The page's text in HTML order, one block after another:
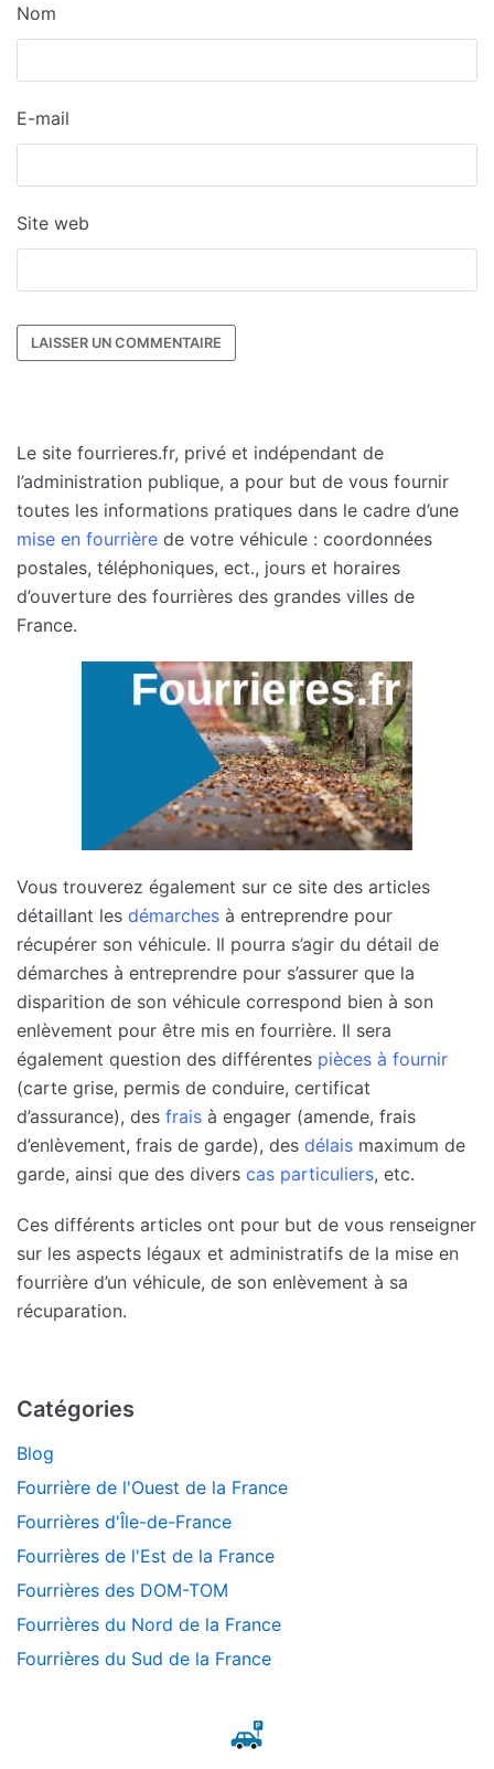
Nom
E-mail
Site web
Le site fourrieres.fr, privé et indépendant de
l’administration publique, a pour but de vous fournir
toutes les informations pratiques dans le cadre d’une
mise en fourrière de votre véhicule : coordonnées
postales, téléphoniques, ect., jours et horaires
d’ouverture des fourrières des grandes villes de
France.
Vous trouverez également sur ce site des articles
détaillant les démarches à entreprendre pour
récupérer son véhicule. Il pourra s’agir du détail de
démarches à entreprendre pour s’assurer que la
disparition de son véhicule correspond bien à son
enlèvement pour être mis en fourrière. Il sera
également question des différentes pièces à fournir
(carte grise, permis de conduire, certificat
d’assurance), des frais à engager (amende, frais
d’enlèvement, frais de garde), des délais maximum de
garde, ainsi que des divers cas particuliers, etc.
Ces différents articles ont pour but de vous renseigner
sur les aspects légaux et administratifs de la mise en
fourrière d’un véhicule, de son enlèvement à sa
récuparation.
Catégories
Blog
Fourrière de l'Ouest de la France
Fourrières d'Île-de-France
Fourrières de l'Est de la France
Fourrières des DOM-TOM
Fourrières du Nord de la France
Fourrières du Sud de la France